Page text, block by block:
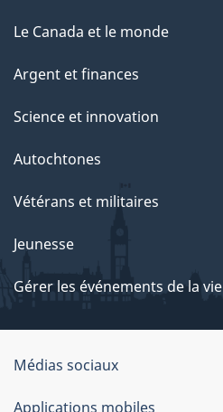
Le Canada et le monde
Argent et finances
Science et innovation
Autochtones
Vétérans et militaires
Jeunesse
Gérer les événements de la vie
Organisation
du
Médias sociaux
Applications mobiles